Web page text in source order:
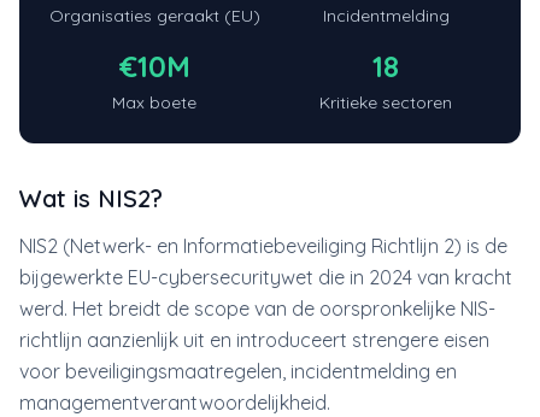
Organisaties geraakt (EU) Incidentmelding
€10M
Max boete
18
Kritieke sectoren
Wat is NIS2?
NIS2 (Netwerk- en Informatiebeveiliging Richtlijn 2) is de
bijgewerkte EU-cybersecuritywet die in 2024 van kracht
werd. Het breidt de scope van de oorspronkelijke NIS-
richtlijn aanzienlijk uit en introduceert strengere eisen
voor beveiligingsmaatregelen, incidentmelding en
managementverantwoordelijkheid.